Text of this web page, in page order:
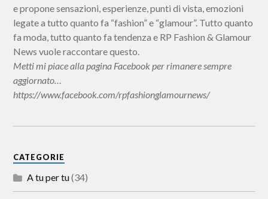
e propone sensazioni, esperienze, punti di vista, emozioni
legate a tutto quanto fa “fashion” e “glamour”. Tutto quanto
fa moda, tutto quanto fa tendenza e RP Fashion & Glamour
News vuole raccontare questo.
Metti mi piace alla pagina Facebook per rimanere sempre
aggiornato…
https://www.facebook.com/rpfashionglamournews/
CATEGORIE
A tu per tu(34)